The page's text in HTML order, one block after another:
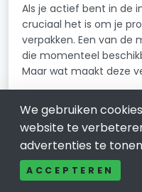
Als je actief bent in de
cruciaal het is om je
verpakken. Een van de
die momenteel
Maar wat maakt deze
We gebruiken
website te
advertenties te
ACCEPTEREN